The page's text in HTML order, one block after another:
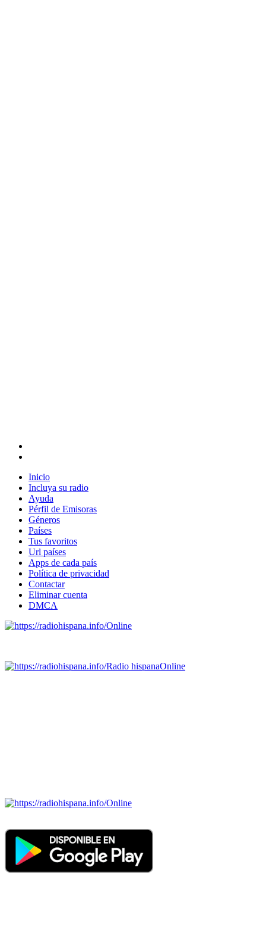
Inicio
Incluya su radio
Ayuda
Pérfil de Emisoras
Géneros
Países
Tus favoritos
Url países
Apps de cada país
Política de privacidad
Contactar
Eliminar cuenta
DMCA
Online
Radio hispanaOnline
Online